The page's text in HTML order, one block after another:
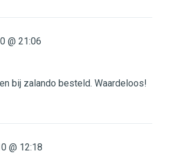
@ 21:06
bij zalando besteld. Waardeloos!
@ 12:18